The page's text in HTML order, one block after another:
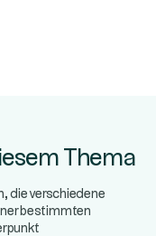
Thema
die verschiedene
bestimmten